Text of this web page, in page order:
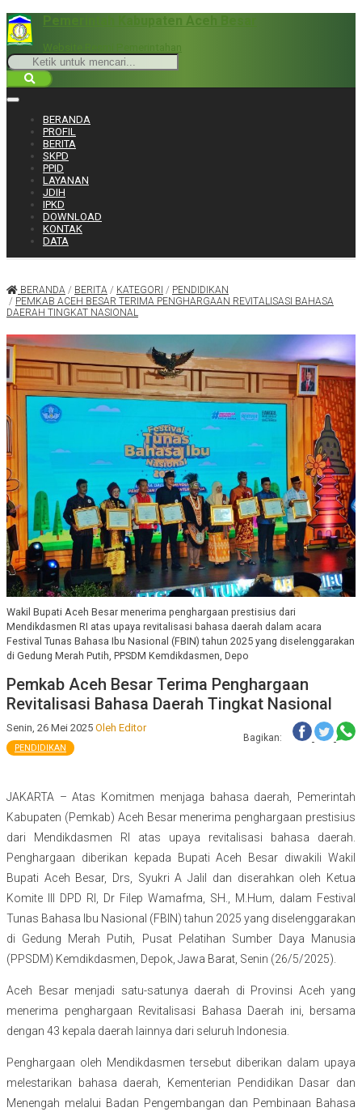
Pemerintah Kabupaten Aceh Besar
Website Resmi Pemerintahan
BERANDA
PROFIL
BERITA
SKPD
PPID
LAYANAN
JDIH
IPKD
DOWNLOAD
KONTAK
DATA
BERANDA / BERITA / KATEGORI / PENDIDIKAN
/ PEMKAB ACEH BESAR TERIMA PENGHARGAAN REVITALISASI BAHASA
DAERAH TINGKAT NASIONAL
Wakil Bupati Aceh Besar menerima penghargaan prestisius dari
Mendikdasmen RI atas upaya revitalisasi bahasa daerah dalam acara
Festival Tunas Bahasa Ibu Nasional (FBIN) tahun 2025 yang diselenggarakan
di Gedung Merah Putih, PPSDM Kemdikdasmen, Depo
Pemkab Aceh Besar Terima Penghargaan
Revitalisasi Bahasa Daerah Tingkat Nasional
Senin, 26 Mei 2025 Oleh Editor
Bagikan:
PENDIDIKAN
JAKARTA – Atas Komitmen menjaga bahasa daerah, Pemerintah
Kabupaten (Pemkab) Aceh Besar menerima penghargaan prestisius
dari Mendikdasmen RI atas upaya revitalisasi bahasa daerah.
Penghargaan diberikan kepada Bupati Aceh Besar diwakili Wakil
Bupati Aceh Besar, Drs, Syukri A Jalil dan diserahkan oleh Ketua
Komite III DPD RI, Dr Filep Wamafma, SH., M.Hum, dalam Festival
Tunas Bahasa Ibu Nasional (FBIN) tahun 2025 yang diselenggarakan
di Gedung Merah Putih, Pusat Pelatihan Sumber Daya Manusia
(PPSDM) Kemdikdasmen, Depok, Jawa Barat, Senin (26/5/2025).
Aceh Besar menjadi satu-satunya daerah di Provinsi Aceh yang
menerima penghargaan Revitalisasi Bahasa Daerah ini, bersama
dengan 43 kepala daerah lainnya dari seluruh Indonesia.
Penghargaan oleh Mendikdasmen tersebut diberikan dalam upaya
melestarikan bahasa daerah, Kementerian Pendidikan Dasar dan
Menengah melalui Badan Pengembangan dan Pembinaan Bahasa